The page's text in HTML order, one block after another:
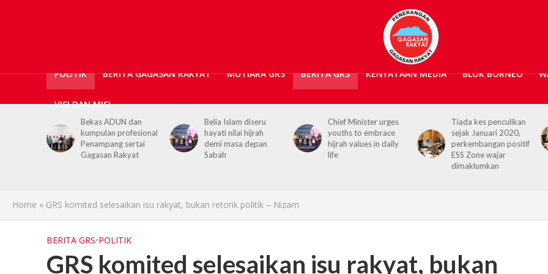
POLITIK BERITA GAGASAN RAKYAT MUTIARA GRS BERITA GRS KENYATAAN MEDIA BLOK BORNEO
VISI DAN MISI
Bekas ADUN dan
kumpulan profesional
Penampang sertai
Gagasan Rakyat
Belia Islam diseru
hayati nilai hijrah
demi masa depan
Sabah
Chief Minister urges
youths to embrace
hijrah values in daily
life
Tiada kes penculikan
sejak Januari 2020,
perkembangan positif
ESS Zone wajar
dimaklumkan
Home » GRS komited selesaikan isu rakyat, bukan retorik politik – Nizam
BERITA GRS•POLITIK
GRS komited selesaikan isu rakyat, bukan